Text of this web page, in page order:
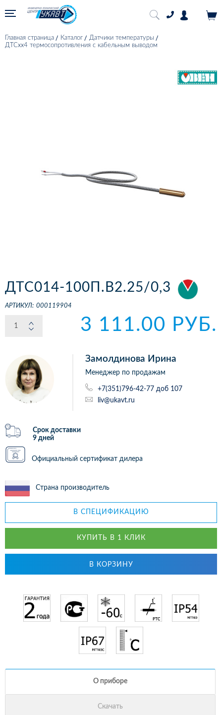
Главная страница Каталог
Датчики температуры
ДТСхх4 термосопротивления с кабельным выводом
ДТС014-100П.В2.25/0,3
АРТИКУЛ: 000119904
3 111.00 РУБ.
Замолдинова Ирина
Менеджер по продажам
+7(351)796-42-77 доб 107
liv@ukavt.ru
Срок доставки
9 дней
Официальный сертификат дилера
Страна производитель
В СПЕЦИФИКАЦИЮ
КУПИТЬ В 1 КЛИК
В КОРЗИНУ